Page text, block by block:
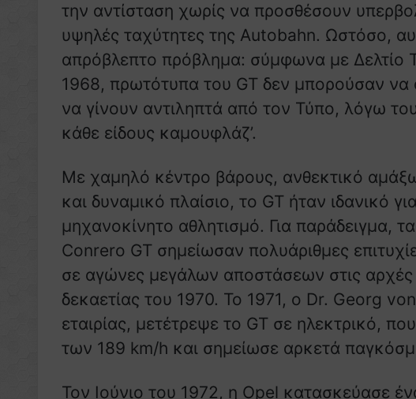
την αντίσταση χωρίς να προσθέσουν
υψηλές ταχύτητες της Autobahn. Ωστόσο,
απρόβλεπτο πρόβλημα: σύμφωνα με Δελτίο
1968, πρωτότυπα του GT δεν μπορούσαν να
να γίνουν αντιληπτά από τον Τύπο, λόγω
κάθε είδους καμουφλάζ’.
Με χαμηλό κέντρο βάρους, ανθεκτικό
και δυναμικό πλαίσιο, το GT ήταν ιδανικό
μηχανοκίνητο αθλητισμό. Για παράδειγμα, τα
Conrero GT σημείωσαν πολυάριθμες
σε αγώνες μεγάλων αποστάσεων στις αρχές
δεκαετίας του 1970. Το 1971, ο Dr. Georg
εταιρίας, μετέτρεψε το GT σε ηλεκτρικό,
των 189 km/h και σημείωσε αρκετά
Τον Ιούνιο του 1972, η Opel κατασκεύασε